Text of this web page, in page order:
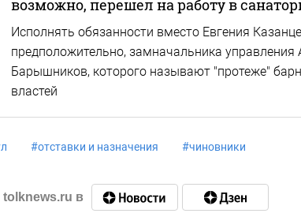
возможно, перешел на работу в
Исполнять обязанности вместо Евгения
предположительно, замначальника управления
Барышников, которого называют "протеже"
властей
#отставки и назначения #чиновники
tolknews.ru в